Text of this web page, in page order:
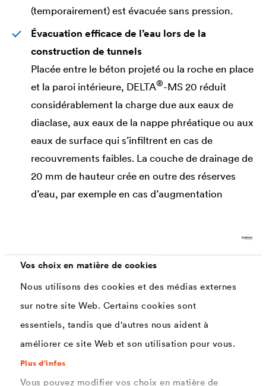
Vos choix en matière de cookies
Nous utilisons des cookies et des médias externes
sur notre site Web. Certains cookies sont
essentiels, tandis que d'autres nous aident à
améliorer ce site Web et son utilisation pour vous.
Plus d'infos
Vous pouvez modifier vos choix en matière de
(temporairement) est évacuée sans pression.
Évacuation efficace de l’eau lors de la
construction de tunnels
Placée entre le béton projeté ou la roche en place
et la paroi intérieure, DELTA®-MS 20 réduit
considérablement la charge due aux eaux de
diaclase, aux eaux de la nappe phréatique ou aux
eaux de surface qui s’infiltrent en cas de
recouvrements faibles. La couche de drainage de
20 mm de hauteur crée en outre des réserves
d’eau, par exemple en cas d’augmentation
produite au fil des ans.
Protection contre les inondations
La nappeDELTA®-MS 20 offre un niveau de
sécurité élevé dans le domaine de la protection
contre les inondations dues aux variations
saisonnières de la nappe phréatique. En tant que
couche de drainage horizontale, la nappe à